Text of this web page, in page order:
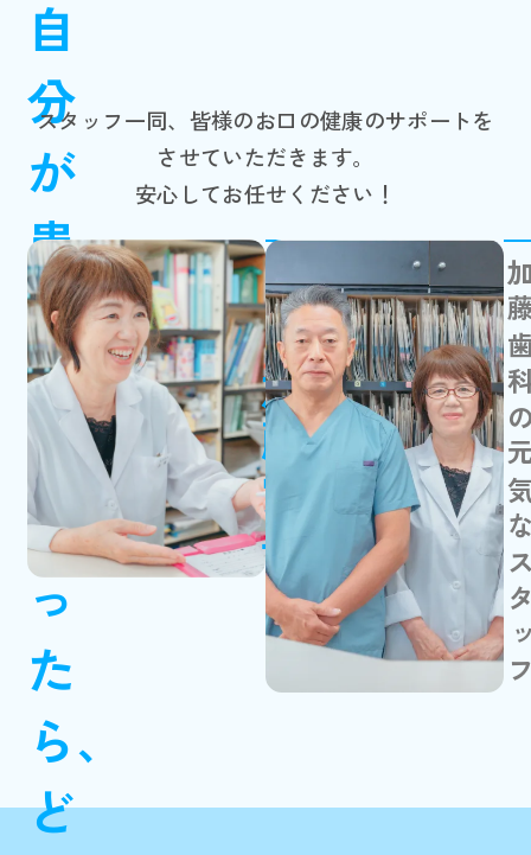
自
分
が
患
者
さ
ん
だ
っ
た
ら、
ど
スタッフ一同、皆様のお口の健康のサポートを
させていただきます。
安心してお任せください！
副院長
加藤賞子 加藤歯科